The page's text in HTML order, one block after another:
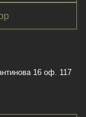
16 оф. 117